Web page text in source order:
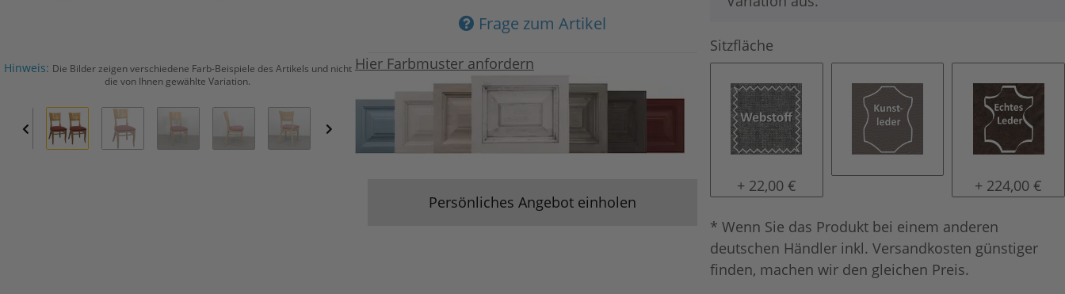
Hinweis: Die Bilder zeigen verschiedene Farb-Beispiele des Artikels und nicht
die von Ihnen gewählte Variation.
Frage zum Artikel
Hier Farbmuster anfordern
Persönliches Angebot einholen
Sitzfläche
Stoff
+ 22,00 € Leder
+ 224,00 €
* Wenn Sie das Produkt bei einem anderen
deutschen Händler inkl. Versandkosten günstiger
finden, machen wir den gleichen Preis.